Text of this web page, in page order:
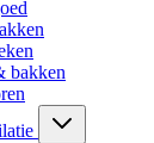
bakken